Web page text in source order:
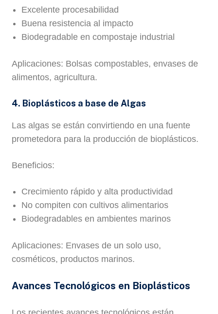
Excelente procesabilidad
Buena resistencia al impacto
Biodegradable en compostaje industrial
Aplicaciones: Bolsas compostables, envases de
alimentos, agricultura.
4. Bioplásticos a base de Algas
Las algas se están convirtiendo en una fuente
prometedora para la producción de bioplásticos.
Beneficios:
Crecimiento rápido y alta productividad
No compiten con cultivos alimentarios
Biodegradables en ambientes marinos
Aplicaciones: Envases de un solo uso,
cosméticos, productos marinos.
Avances Tecnológicos en Bioplásticos